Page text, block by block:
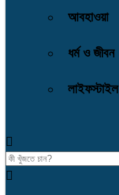
আবহাওয়া
ধর্ম ও জীবন
লাইফস্টাইল